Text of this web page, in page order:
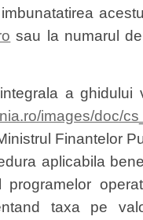
o sau la numarul
a ghidului
images/doc/
Finantelor
aplicabila
taxa pe